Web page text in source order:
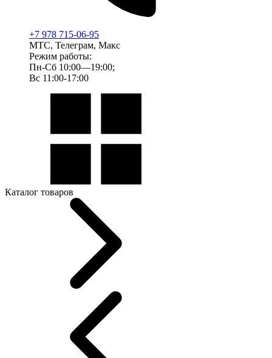
+7 978 715-06-95
МТС, Телеграм, Макс
Режим работы:
Пн-Сб 10:00—19:00;
Вс 11:00-17:00
Каталог товаров